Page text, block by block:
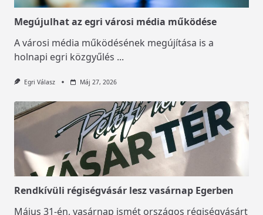
Megújulhat az egri városi média működése
A városi média működésének megújítása is a
holnapi egri közgyűlés ...
Egri Válasz Máj 27, 2026
Rendkívüli régiségvásár lesz vasárnap Egerben
Május 31-én, vasárnap ismét országos régiségvásárt